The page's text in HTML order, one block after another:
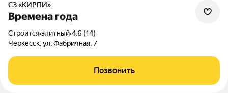
СЗ «КИРПИ»
Времена года
Строится•элитный•4.6 (14)
Черкесск, ул. Фабричная, 7
Позвонить